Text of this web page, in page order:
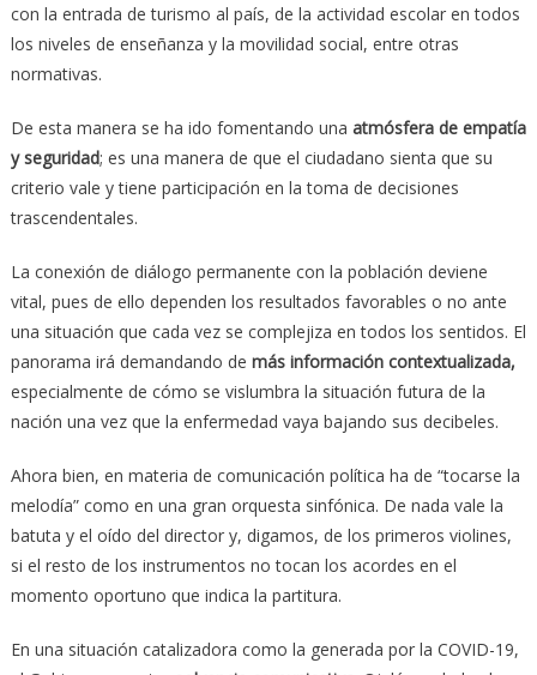
con la entrada de turismo al país, de la actividad escolar en todos
los niveles de enseñanza y la movilidad social, entre otras
normativas.
De esta manera se ha ido fomentando una atmósfera de empatía
y seguridad; es una manera de que el ciudadano sienta que su
criterio vale y tiene participación en la toma de decisiones
trascendentales.
La conexión de diálogo permanente con la población deviene
vital, pues de ello dependen los resultados favorables o no ante
una situación que cada vez se complejiza en todos los sentidos. El
panorama irá demandando de más información contextualizada,
especialmente de cómo se vislumbra la situación futura de la
nación una vez que la enfermedad vaya bajando sus decibeles.
Ahora bien, en materia de comunicación política ha de “tocarse la
melodía” como en una gran orquesta sinfónica. De nada vale la
batuta y el oído del director y, digamos, de los primeros violines,
si el resto de los instrumentos no tocan los acordes en el
momento oportuno que indica la partitura.
En una situación catalizadora como la generada por la COVID-19,